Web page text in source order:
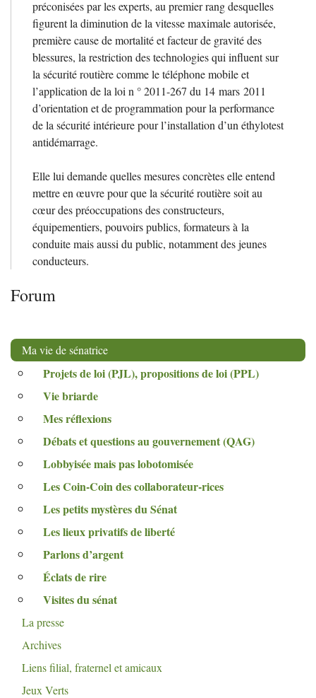
préconisées par les experts, au premier rang desquelles
figurent la diminution de la vitesse maximale autorisée,
première cause de mortalité et facteur de gravité des
blessures, la restriction des technologies qui influent sur
la sécurité routière comme le téléphone mobile et
l’application de la loi n ° 2011-267 du 14 mars 2011
d’orientation et de programmation pour la performance
de la sécurité intérieure pour l’installation d’un éthylotest
antidémarrage.
Elle lui demande quelles mesures concrètes elle entend
mettre en œuvre pour que la sécurité routière soit au
cœur des préoccupations des constructeurs,
équipementiers, pouvoirs publics, formateurs à la
conduite mais aussi du public, notamment des jeunes
conducteurs.
Forum
Ma vie de sénatrice
Projets de loi (PJL), propositions de loi (PPL)
Vie briarde
Mes réflexions
Débats et questions au gouvernement (QAG)
Lobbyisée mais pas lobotomisée
Les Coin-Coin des collaborateur-rices
Les petits mystères du Sénat
Les lieux privatifs de liberté
Parlons d’argent
Éclats de rire
Visites du sénat
La presse
Archives
Liens filial, fraternel et amicaux
Jeux Verts